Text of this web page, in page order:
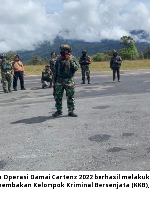
Operasi Damai Cartenz 2022 berhasil
Kelompok Kriminal Bersenjata